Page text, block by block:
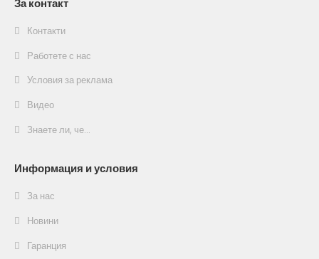
За контакт
Контакти
Работете с нас
Условия за реклама
Видео
Знаете ли, че...
Информация и условия
За нас
Новини
Гаранция